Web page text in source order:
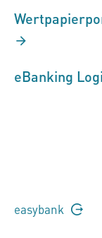
eBanking
easybank